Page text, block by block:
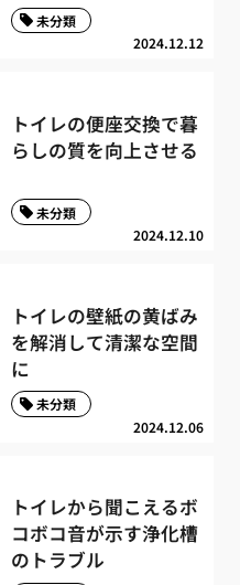
2024.12.12
未分類
トイレの便座交換で暮
らしの質を向上させる
2024.12.10
未分類
トイレの壁紙の黄ばみ
を解消して清潔な空間
に
2024.12.06
未分類
トイレから聞こえるボ
コボコ音が示す浄化槽
のトラブル